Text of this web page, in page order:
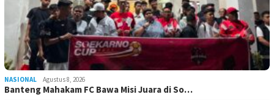
NASIONAL Agustus 8, 2026
Banteng Mahakam FC Bawa Misi Juara di So…